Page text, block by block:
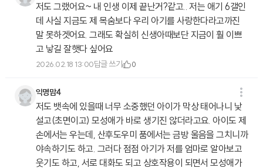
저도 그랬어요~ 내 인생 이제 끝난거?같고.. 저는 애기 6갤인
데 사실 지금도 제 목숨보다 우리 아기를 사랑한다라고까진
말 못하겟어요. 그래도 확실히 신생아때보단 지금이 훨 이쁘
고 낳길 잘햇다 싶어요
2026.02.18 13:00답글 쓰기 0
익명맘4
저도 뱃속에 있을때 너무 소중했던 아이가 막상 태어나니 낯
설고(초면이고) 모성애가 바로 생기진 않더라고요. 아이도 제
손에서는 우는데, 산후도우미 품에서는 금방 울음을 그치니까
야속하기도 하고. 그러다 점점 아기가 저를 엄마로 알아보고
웃기도 하고, 서로 대화도 되고 상호작용이 되면서 모성애가